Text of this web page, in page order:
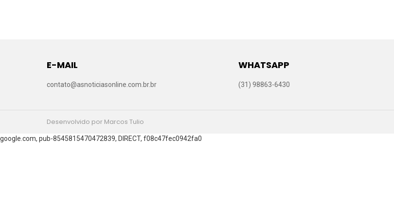
E-MAIL
contato@asnoticiasonline.com.br.br
WHATSAPP
(31) 98863-6430
Desenvolvido por Marcos Tulio
google.com, pub-8545815470472839, DIRECT, f08c47fec0942fa0